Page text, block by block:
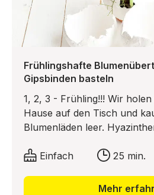
Frühlingshafte
Gipsbinden basteln
1, 2, 3 - Frühling!!! Wir
Hause auf den Tisch und
Blumenläden leer.
so begehrt. Hauptsache, es
die Bude!
Einfach 25 min.
Mehr